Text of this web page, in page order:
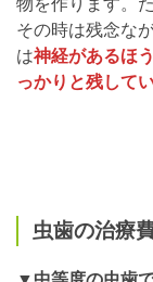
物を作ります。
その時は残念な
は神経があるほ
っかりと残して
虫歯の治療